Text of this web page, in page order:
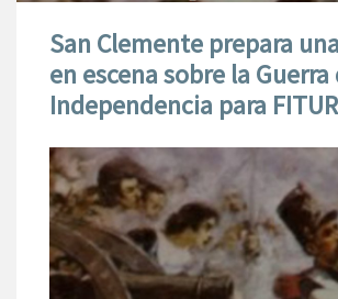
San Clemente prepara
en escena sobre la Guerra
Independencia para